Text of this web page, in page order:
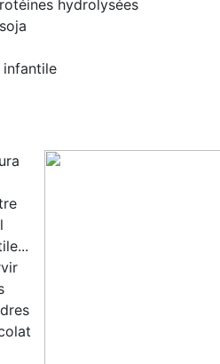
hydrolysées
infantile